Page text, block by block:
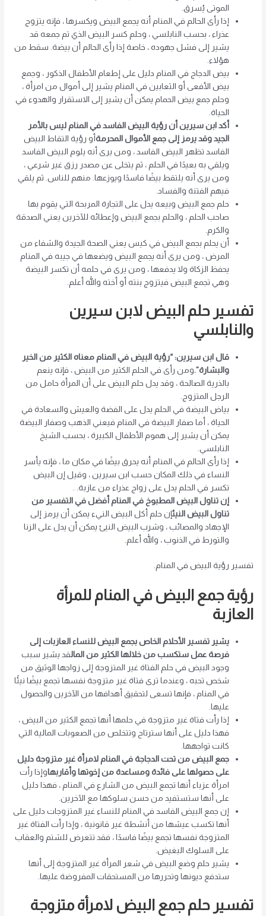
الموتى يُسرق.
إذا رأى الحالم في المنام أنه يجمع البيض ويكسرها ، فإنه يتزوج
عذراء ، بحسب النابلسي ، وحلم كسر البيض الذي تم جمعه قد
يشير إلى فشل جهوده ، خاصة إذا رأى الحالم أن بيضة. سقط من
هؤلاء.
بيض الدجاج في المنام دليل على إطعام الأطفال الذكور ، وجمع
بيض الأفعى أو الثعابين في المنام يشير إلى أموال من امرأة ،
وحلم جمع بيض الحمام يمكن أن يشير إلى الاستقرار والهدوء في
الحياة.
أكد ابن سيرين أن رؤية البيض الفاسد في المنام ليس بالأمر
الجيد وقد يرمز إلى جمع الأموال المحرمة أو رؤية التقاط البيض
الفاسد تظهر البيض الفاسد ، ومن يرى أنه يلوم البيض الفاسد
ويلقي به بعيدًا في الحلم ، ثم يتخلى عن مصدر رزق غير شرعي ،
ومن يرى أنه يلتقط بيضًا فاسدًا ويوزعها. منهم للناس. ثم يلقي
فيهم الفتنة والفساد.
حلم جمع البيض وبيعه يدل على التجارة المربحة التي يقوم بها
صاحب الحلم ، والحلم بجمع البيض وإعطائه للآخرين يعني الصدقة
والكرم.
أن يحلم بجمع البيض في كيس يعني الصحة الجيدة والشفاء من
المرض ، ومن يرى أنه يجمع البيض ويضعها في جيبه في المنام
يحفظ الزكاة ولا يدفعها ، ومن يرى في حلمه أن تكسر البيضة
وهي تجمع البيض فيتزوج بنته أو أخته والله أعلم.
تفسير حلم البيض لابن سيرين
والنابلسي
قال ابن سيرين: “رؤية البيض في المنام معناه الكثير من الخير
والبشارة”.ومن رأى في الحلم الكثير من البيض ، فإنه ينعم
بالذرية الصالحة ، وقد يدل حلم البيض على أن المرأة حامل من
الرجل المتزوج.
بياض البيضة في الحلم يدل على الفضة والعيش والسعادة في
الحياة ، أما صفار البيضة في المنام فيعني الذهب وصفار البيضة
يمكن أن يشير إلى هموم الأطفال الكبيرة ، بحسب الشيخ
النابلسي.
إذا رأى الحالم في المنام أنه يحرق بيضًا في مكان ما ، فإنه يأسر
النساء في ذلك المكان حسب ابن سيرين ، وقيل إن البيض
تكسر في الحلم يدل على زواج عذراء من عازبة. .
إن تناول البيض المطبوخ في المنام أفضل في التفسير من
تناول البيض النيئإن حلم أكل البيض النيء يمكن أن يرمز إلى
الإجهاد والمصائب ، وشرب البيض النيئ يمكن أن يدل على الزنا
والتورط في الذنوب ، والله أعلم.
تفسير رؤية البيض في المنام.
رؤية جمع البيض في المنام للمرأة
العازبة
يشير تفسير الأحلام الخاص بجمع البيض للنساء العازبات إلى
فرصة عمل ستكسب من خلالها الكثير من المالقد يشير سبب
وجود البيض في حلم الفتاة غير المتزوجة إلى زواجها الوثيق من
شخص تحبه ، وعندما ترى فتاة غير متزوجة نفسها تجمع بيضًا نيئًا
في المنام ، فإنها تسعى لتحقيق أهدافها من الآخرين والحصول
عليها.
إذا رأت فتاة غير متزوجة في حلمها أنها تجمع الكثير من البيض ،
فهذا دليل على أنها سترتاح وتتخلص من الصعوبات المالية التي
كانت تواجهها.
جمع البيض من تحت الدجاجة في المنام لامرأة غير متزوجة دليل
على حصولها على فائدة ومساعدة من إخوتها وأقاربها وإذا رأت
امرأة عزباء أنها تجمع البيض من الشارع في المنام ، فهذا دليل
على أنها ستستفيد من حسن سلوكها مع الآخرين.
إن جمع البيض الفاسد في المنام للنساء غير المتزوجات دليل على
أنها تكسب عيشها من أنشطة غير قانونية ، وإذا رأت الفتاة غير
المتزوجة نفسها تجمع بيضًا فاسدًا ، فقد تتعرض للشتم والعقاب
على السلوك البغيض.
يشير حلم وضع البيض في شعر المرأة غير المتزوجة إلى أنها
ستدفع ديونها وتحررها من المستحقات المفروضة عليها.
تفسير حلم جمع البيض لامرأة متزوجة